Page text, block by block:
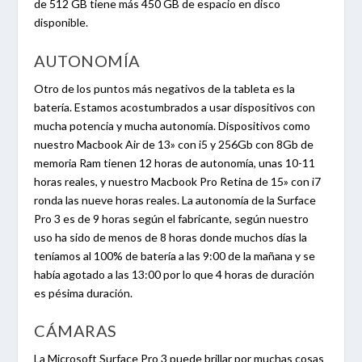
de 512 GB tiene más 450 GB de espacio en disco
disponible.
AUTONOMÍA
Otro de los puntos más negativos de la tableta es la
batería. Estamos acostumbrados a usar dispositivos con
mucha potencia y mucha autonomía. Dispositivos como
nuestro Macbook Air de 13» con i5 y 256Gb con 8Gb de
memoria Ram tienen 12 horas de autonomía, unas 10-11
horas reales, y nuestro Macbook Pro Retina de 15» con i7
ronda las nueve horas reales. La autonomía de la Surface
Pro 3 es de 9 horas según el fabricante, según nuestro
uso ha sido de menos de 8 horas donde muchos días la
teníamos al 100% de batería a las 9:00 de la mañana y se
había agotado a las 13:00 por lo que 4 horas de duración
es pésima duración.
CÁMARAS
La Microsoft Surface Pro 3 puede brillar por muchas cosas